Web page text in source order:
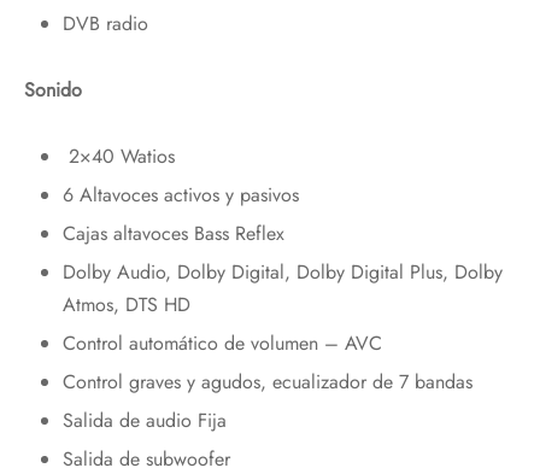
DVB radio
Sonido
2×40 Watios
6 Altavoces activos y pasivos
Cajas altavoces Bass Reflex
Dolby Audio, Dolby Digital, Dolby Digital Plus, Dolby
Atmos, DTS HD
Control automático de volumen – AVC
Control graves y agudos, ecualizador de 7 bandas
Salida de audio Fija
Salida de subwoofer